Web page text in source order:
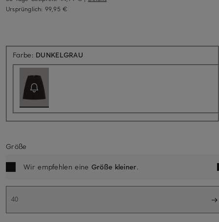
Ursprünglich: 99,95 €
Farbe: DUNKELGRAU
Größe
Wir empfehlen eine Größe kleiner.
40